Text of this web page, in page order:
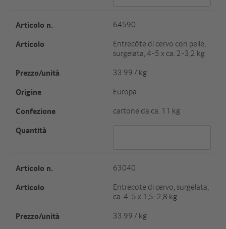
Artikel Nr.
64590
Artikel
Entrecôte di cervo con pelle,
surgelata, 4-5 x ca. 2-3,2 kg
Preis/Einheit
33.99 / kg
Herkunft
Europa
Verpackungseinheit/Gewicht
cartone da ca. 11 kg
Artikel Nr.
63040
Artikel
Entrecote di cervo, surgelata,
ca. 4-5 x 1,5-2,8 kg
Preis/Einheit
33.99 / kg